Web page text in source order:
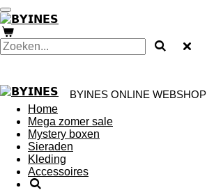
Ga
direct
naar
de
BYINES ONLINE WEBSHOP
Home
Mega zomer sale
Mystery boxen
Sieraden
Kleding
Accessoires